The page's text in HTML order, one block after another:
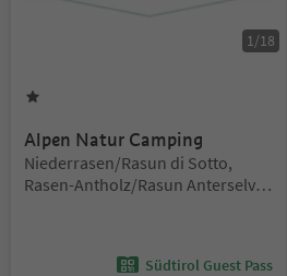
1 /18
Alpen Natur Camping
Locatie:
Niederrasen/Rasun di Sotto,
Rasen-Antholz/Rasun Anterselva,
Südtirol Guest Pass